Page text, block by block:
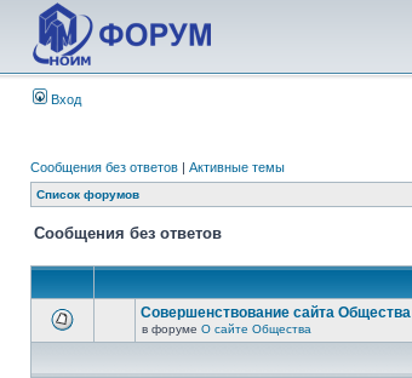
Вход
Сообщения без ответов | Активные темы
Список форумов
Сообщения без ответов
Совершенствование сайта Общества
в форуме О сайте Общества